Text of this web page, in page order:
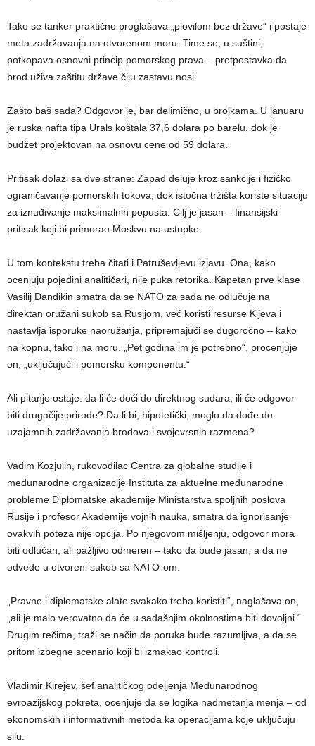
Tako se tanker praktično proglašava „plovilom bez države“ i postaje
meta zadržavanja na otvorenom moru. Time se, u suštini,
potkopava osnovni princip pomorskog prava – pretpostavka da
brod uživa zaštitu države čiju zastavu nosi.
Zašto baš sada? Odgovor je, bar delimično, u brojkama. U januaru
je ruska nafta tipa Urals koštala 37,6 dolara po barelu, dok je
budžet projektovan na osnovu cene od 59 dolara.
Pritisak dolazi sa dve strane: Zapad deluje kroz sankcije i fizičko
ograničavanje pomorskih tokova, dok istočna tržišta koriste situaciju
za iznuđivanje maksimalnih popusta. Cilj je jasan – finansijski
pritisak koji bi primorao Moskvu na ustupke.
U tom kontekstu treba čitati i Patruševljevu izjavu. Ona, kako
ocenjuju pojedini analitičari, nije puka retorika. Kapetan prve klase
Vasilij Dandikin smatra da se NATO za sada ne odlučuje na
direktan oružani sukob sa Rusijom, već koristi resurse Kijeva i
nastavlja isporuke naoružanja, pripremajući se dugoročno – kako
na kopnu, tako i na moru. „Pet godina im je potrebno“, procenjuje
on, „uključujući i pomorsku komponentu.“
Ali pitanje ostaje: da li će doći do direktnog sudara, ili će odgovor
biti drugačije prirode? Da li bi, hipotetički, moglo da dođe do
uzajamnih zadržavanja brodova i svojevrsnih razmena?
Vadim Kozjulin, rukovodilac Centra za globalne studije i
međunarodne organizacije Instituta za aktuelne međunarodne
probleme Diplomatske akademije Ministarstva spoljnih poslova
Rusije i profesor Akademije vojnih nauka, smatra da ignorisanje
ovakvih poteza nije opcija. Po njegovom mišljenju, odgovor mora
biti odlučan, ali pažljivo odmeren – tako da bude jasan, a da ne
odvede u otvoreni sukob sa NATO-om.
„Pravne i diplomatske alate svakako treba koristiti“, naglašava on,
„ali je malo verovatno da će u sadašnjim okolnostima biti dovoljni.“
Drugim rečima, traži se način da poruka bude razumljiva, a da se
pritom izbegne scenario koji bi izmakao kontroli.
Vladimir Kirejev, šef analitičkog odeljenja Međunarodnog
evroazijskog pokreta, ocenjuje da se logika nadmetanja menja – od
ekonomskih i informativnih metoda ka operacijama koje uključuju
silu.